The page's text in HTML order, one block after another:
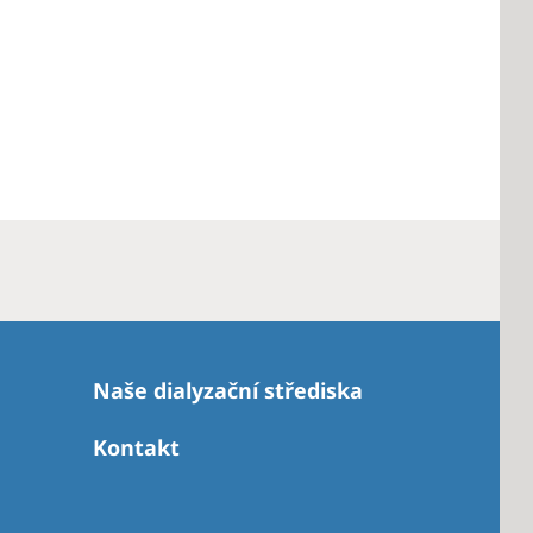
Naše dialyzační střediska
Kontakt